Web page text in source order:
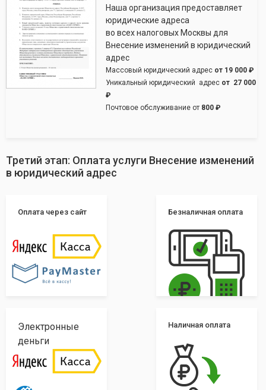
Наша организация предоставляет
юридические адреса
во всех налоговых Москвы для
Внесение изменений в юридический
адрес
Массовый юридический адрес от 19 000 ₽
Уникальный юридический адрес от 27 000
₽
Почтовое обслуживание от 800 ₽
Третий этап: Оплата услуги Внесение изменений
в юридический адрес
Оплата через сайт Безналичная оплата
Электронные
деньги
Наличная оплата